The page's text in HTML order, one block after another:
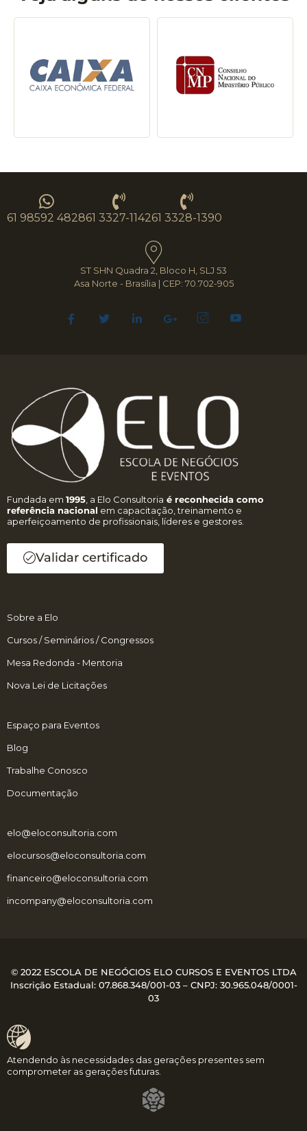
61 98592 482861 3327-114261 3328-1390
ST SHN Quadra 2, Bloco H, SLJ 53
Asa Norte - Brasília | CEP: 70.702-905
Fundada em 1995 , a Elo Consultoria é reconhecida como
referência nacional em capacitação, treinamento e
aperfeiçoamento de profissionais, líderes e gestores.
Validar certificado
Sobre a Elo
Cursos / Seminários / Congressos
Mesa Redonda - Mentoria
Nova Lei de Licitações
Espaço para Eventos
Blog
Trabalhe Conosco
Documentação
elo@eloconsultoria.com
elocursos@eloconsultoria.com
financeiro@eloconsultoria.com
incompany@eloconsultoria.com
© 2022 ESCOLA DE NEGÓCIOS ELO CURSOS E EVENTOS LTDA
Inscrição Estadual: 07.868.348/001-03 – CNPJ: 30.965.048/0001-
03
Atendendo às necessidades das gerações presentes sem
comprometer as gerações futuras.